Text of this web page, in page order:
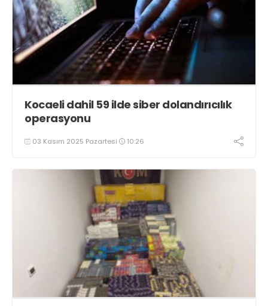
Kocaeli dahil 59 ilde siber dolandırıcılık
operasyonu
03 Kasım 2025 Pazartesi 10:26